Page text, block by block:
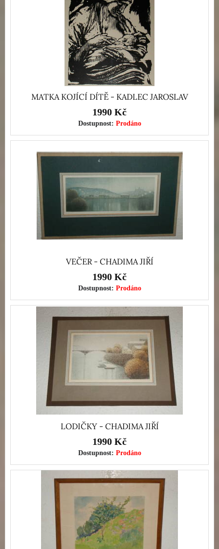
MATKA KOJÍCÍ DÍTĚ - KADLEC JAROSLAV
1990 Kč
Dostupnost: Prodáno
VEČER - CHADIMA JIŘÍ
1990 Kč
Dostupnost: Prodáno
LODIČKY - CHADIMA JIŘÍ
1990 Kč
Dostupnost: Prodáno